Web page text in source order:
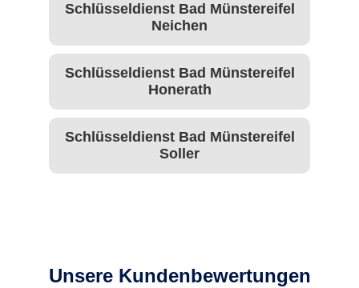
Schlüsseldienst Bad Münstereifel
Neichen
Schlüsseldienst Bad Münstereifel
Honerath
Schlüsseldienst Bad Münstereifel
Soller
Unsere Kundenbewertungen